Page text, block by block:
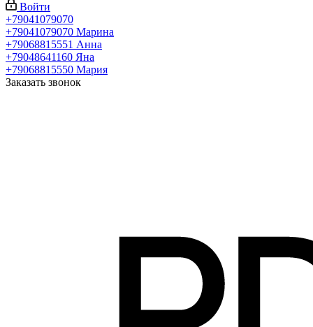
Войти
+79041079070
+79041079070 Марина
+79068815551 Анна
+79048641160 Яна
+79068815550 Мария
Заказать звонок